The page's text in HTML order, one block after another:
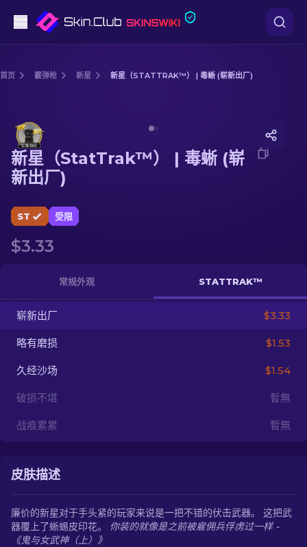
步枪
狙击步枪
手套
ZH-CN
首页 霰弹枪 新星 新星（STATTRAK™） | 毒蜥 (崭新出厂)
新星（StatTrak™） | 毒蜥 (崭
新出厂)
ST 受限
$3.33
常规外观 STATTRAK™
崭新出厂 $3.33
略有磨损 $1.53
久经沙场 $1.54
破损不堪 暫無
战痕累累 暫無
皮肤描述
廉价的新星对于手头紧的玩家来说是一把不错的伏击武器。 这把武
器覆上了蜥蜴皮印花。
你装的就像是之前被雇佣兵俘虏过一样 -
《鬼与女武神（上）》